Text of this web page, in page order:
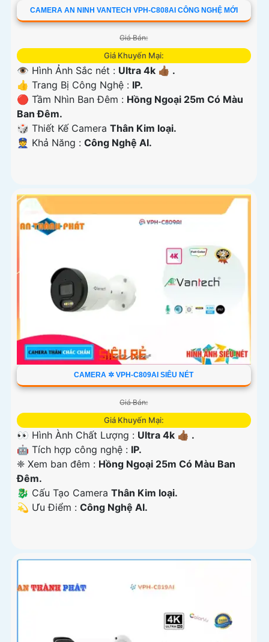
CAMERA AN NINH VANTECH VPH-C808AI CÔNG NGHỆ MỚI
Giá Bán:
Giá Khuyến Mại:
👁 Hình Ảnh Sắc nét : Ultra 4k 👍🏾 .
👍 Trang Bị Công Nghệ : IP.
🔴 Tầm Nhìn Ban Đêm : Hồng Ngoại 25m Có Màu
Ban Ðêm.
🎲 Thiết Kế Camera Thân Kim loại.
️👮 Khả Năng : Công Nghệ AI.
CAMERA ✲ VPH-C809AI SIÊU NÉT
Giá Bán:
Giá Khuyến Mại:
👀 Hình Ành Chất Lượng : Ultra 4k 👍🏾 .
🤖️ Tích hợp công nghệ : IP.
❈ Xem ban đêm : Hồng Ngoại 25m Có Màu Ban
Ðêm.
🐉️ Cấu Tạo Camera Thân Kim loại.
️💫 Ưu Điểm : Công Nghệ AI.